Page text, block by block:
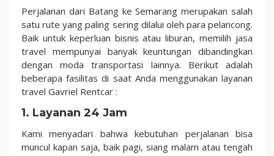
Perjalanan dari Batang ke Semarang merupakan salah
satu rute yang paling sering dilalui oleh para pelancong.
Baik untuk keperluan bisnis atau liburan, memilih jasa
travel mempunyai banyak keuntungan dibandingkan
dengan moda transportasi lainnya. Berikut adalah
beberapa fasilitas di saat Anda menggunakan layanan
travel Gavriel Rentcar :
1. Layanan 24 Jam
Kami menyadari bahwa kebutuhan perjalanan bisa
muncul kapan saja, baik pagi, siang malam atau tengah